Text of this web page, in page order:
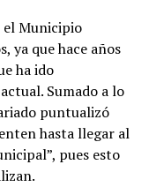
el Municipio
ya que hace años
ha ido
Sumado a lo
puntualizó
hasta llegar al
pues esto